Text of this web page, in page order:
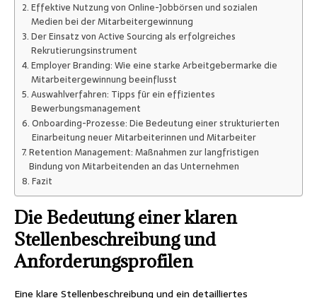
Effektive Nutzung von Online-Jobbörsen und sozialen
Medien bei der Mitarbeitergewinnung
Der Einsatz von Active Sourcing als erfolgreiches
Rekrutierungsinstrument
Employer Branding: Wie eine starke Arbeitgebermarke die
Mitarbeitergewinnung beeinflusst
Auswahlverfahren: Tipps für ein effizientes
Bewerbungsmanagement
Onboarding-Prozesse: Die Bedeutung einer strukturierten
Einarbeitung neuer Mitarbeiterinnen und Mitarbeiter
Retention Management: Maßnahmen zur langfristigen
Bindung von Mitarbeitenden an das Unternehmen
Fazit
Die Bedeutung einer klaren
Stellenbeschreibung und
Anforderungsprofilen
Eine klare Stellenbeschreibung und ein detailliertes